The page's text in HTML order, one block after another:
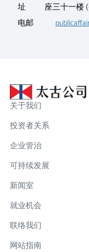
址
座三十一楼
电邮
关于我们
投资者关系
企业管治
可持续发展
新闻室
就业机会
联络我们
网站指南